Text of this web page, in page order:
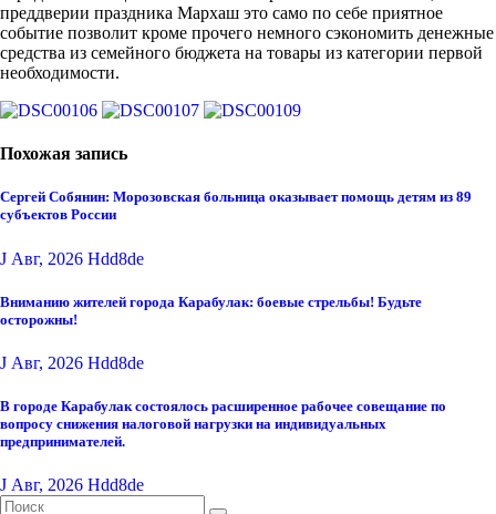
преддверии праздника Мархаш это само по себе приятное
событие позволит кроме прочего немного сэкономить денежные
средства из семейного бюджета на товары из категории первой
необходимости.
Похожая запись
Сергей Собянин: Морозовская больница оказывает помощь детям из 89
субъектов России
J Авг, 2026 Hdd8de
Вниманию жителей города Карабулак: боевые стрельбы! Будьте
осторожны!
J Авг, 2026 Hdd8de
В городе Карабулак состоялось расширенное рабочее совещание по
вопросу снижения налоговой нагрузки на индивидуальных
предпринимателей.
J Авг, 2026 Hdd8de